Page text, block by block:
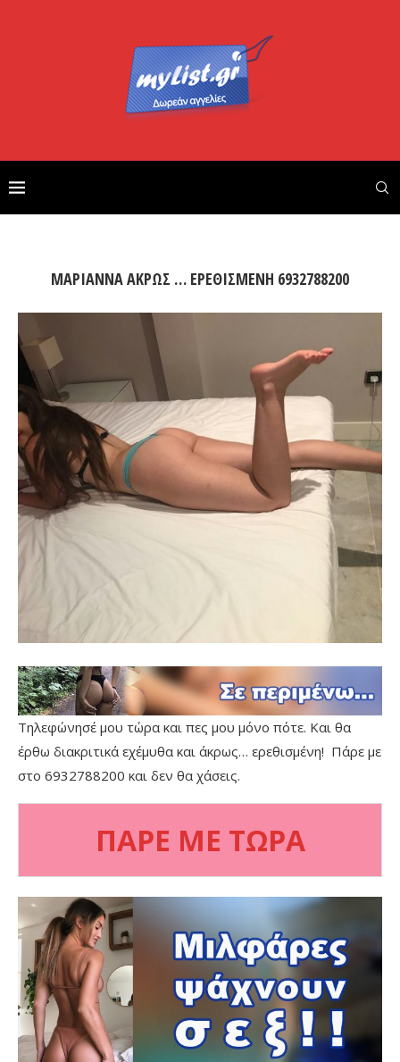
ΜΑΡΙΑΝΝΑ ΑΚΡΩΣ … ΕΡΕΘΙΣΜΕΝΗ 6932788200
Τηλεφώνησέ μου τώρα και πες μου μόνο πότε. Και θα
έρθω διακριτικά εχέμυθα και άκρως… ερεθισμένη! Πάρε με
στο 6932788200 και δεν θα χάσεις.
ΠΑΡΕ ΜΕ ΤΩΡΑ